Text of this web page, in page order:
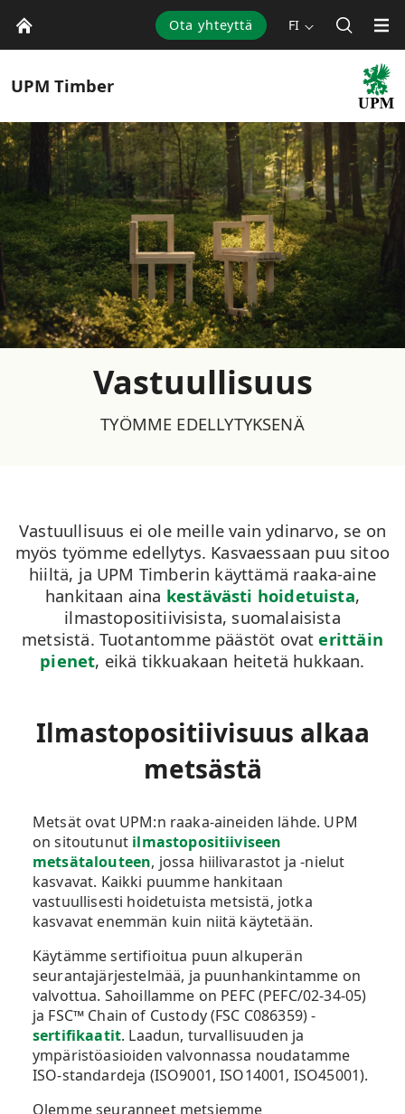
Ota yhteyttä FI
UPM Timber
Vastuullisuus
TYÖMME EDELLYTYKSENÄ
Vastuullisuus ei ole meille vain ydinarvo, se on
myös työmme edellytys. Kasvaessaan puu sitoo
hiiltä, ja UPM Timberin käyttämä raaka-aine
hankitaan aina kestävästi hoidetuista,
ilmastopositiivisista, suomalaisista
metsistä. Tuotantomme päästöt ovaterittäin
pienet, eikä tikkuakaan heitetä hukkaan.
Ilmastopositiivisuus alkaa
metsästä
Metsät ovat UPM:n raaka-aineiden lähde. UPM
on sitoutunut ilmastopositiiviseen
metsätalouteen, jossa hiilivarastot ja -nielut
kasvavat. Kaikki puumme hankitaan
vastuullisesti hoidetuista metsistä, jotka
kasvavat enemmän kuin niitä käytetään.
Käytämme sertifioitua puun alkuperän
seurantajärjestelmää, ja puunhankintamme on
valvottua. Sahoillamme on PEFC (PEFC/02-34-05)
ja FSC™ Chain of Custody(FSC C086359) -
sertifikaatit. Laadun, turvallisuuden ja
ympäristöasioiden valvonnassa noudatamme
ISO-standardeja (ISO9001, ISO14001, ISO45001).
Olemme seuranneet metsiemme